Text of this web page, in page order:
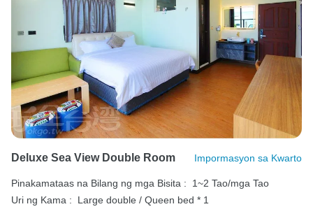
Deluxe Sea View Double Room Impormasyon sa Kwarto
Pinakamataas na Bilang ng mga Bisita :
1~2 Tao/mga Tao
Uri ng Kama :
Large double / Queen bed * 1